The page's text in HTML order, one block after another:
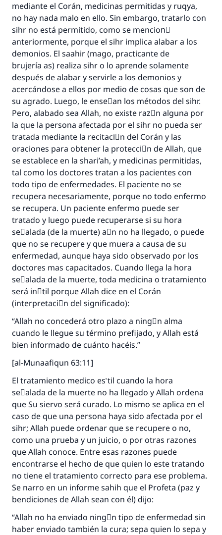
mediante el Corán, medicinas permitidas y ruqya,
no hay nada malo en ello. Sin embargo, tratarlo con
sihr no está permitido, como se mencionَ
anteriormente, porque el sihr implica alabar a los
demonios. El saahir (mago, practicante de
brujería as) realiza sihr o lo aprende solamente
después de alabar y servirle a los demonios y
acercándose a ellos por medio de cosas que son de
su agrado. Luego, le enseٌan los métodos del sihr.
Pero, alabado sea Allah, no existe razَn alguna por
la que la persona afectada por el sihr no pueda ser
tratada mediante la recitaciَn del Corán y las
oraciones para obtener la protecciَn de Allah, que
se establece en la shari’ah, y medicinas permitidas,
tal como los doctores tratan a los pacientes con
todo tipo de enfermedades. El paciente no se
recupera necesariamente, porque no todo enfermo
se recupera. Un paciente enfermo puede ser
tratado y luego puede recuperarse si su hora
seٌalada (de la muerte) aْn no ha llegado, o puede
que no se recupere y que muera a causa de su
enfermedad, aunque haya sido observado por los
doctores mas capacitados. Cuando llega la hora
seٌalada de la muerte, toda medicina o tratamiento
será inْtil porque Allah dice en el Corán
(interpretaciَn del significado):
“Allah no concederá otro plazo a ningْn alma
cuando le llegue su término prefijado, y Allah está
bien informado de cuánto hacéis.”
[al-Munaafiqun 63:11]
El tratamiento medico es ْtil cuando la hora
seٌalada de la muerte no ha llegado y Allah ordena
que Su siervo será curado. Lo mismo se aplica en el
caso de que una persona haya sido afectada por el
sihr; Allah puede ordenar que se recupere o no,
como una prueba y un juicio, o por otras razones
que Allah conoce. Entre esas razones puede
encontrarse el hecho de que quien lo este tratando
no tiene el tratamiento correcto para ese problema.
Se narro en un informe sahih que el Profeta (paz y
bendiciones de Allah sean con él) dijo:
“Allah no ha enviado ningْn tipo de enfermedad sin
haber enviado también la cura; sepa quien lo sepa y